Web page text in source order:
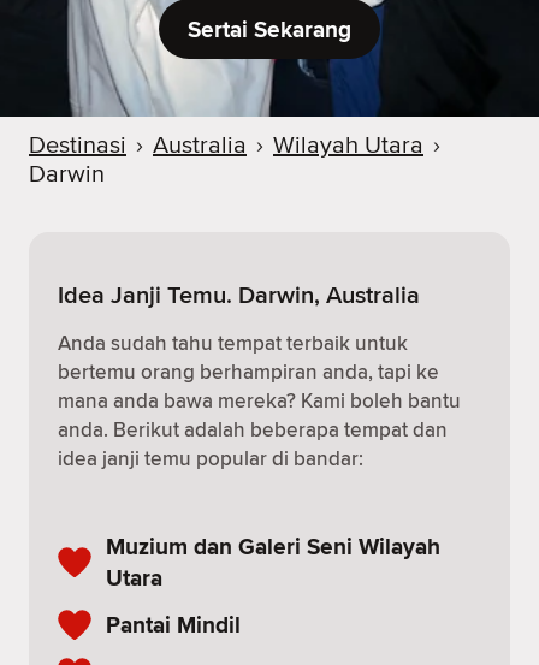
Sertai Sekarang
Destinasi › Australia › Wilayah Utara ›
Darwin
Idea Janji Temu. Darwin, Australia
Anda sudah tahu tempat terbaik untuk
bertemu orang berhampiran anda, tapi ke
mana anda bawa mereka? Kami boleh bantu
anda. Berikut adalah beberapa tempat dan
idea janji temu popular di bandar:
Muzium dan Galeri Seni Wilayah
Utara
Pantai Mindil